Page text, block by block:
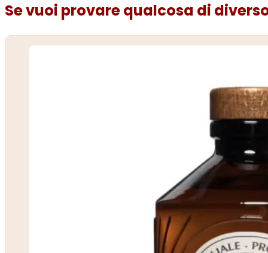
Se vuoi provare qualcosa di